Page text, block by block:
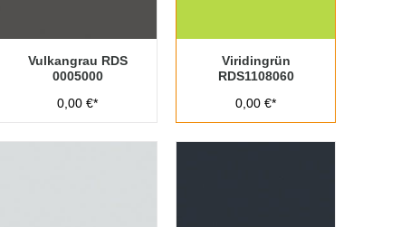
Vulkangrau RDS
0005000
0,00 €*
Viridingrün
RDS1108060
0,00 €*